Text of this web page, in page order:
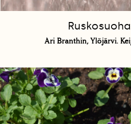
Ari Branthin, Ylöjärvi.